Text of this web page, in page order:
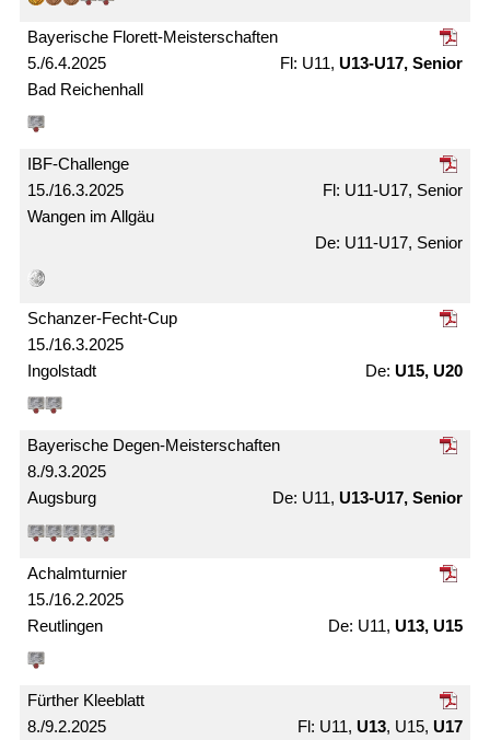
5./6.4.2025
Bayerische Florett-Meister­schaften
Bad Reichenhall
U11, U13-U17, Senior
15./16.3.2025
IBF-Challenge
Wangen im Allgäu
U11-U17, Senior
U11-U17, Senior
15./16.3.2025
Schanzer-Fecht-Cup
Ingolstadt U15, U20
8./9.3.2025
Bayerische Degen-Meister­schaften
Augsburg U11, U13-U17, Senior
15./16.2.2025
Achalm­turnier
Reutlingen U11, U13, U15
8./9.2.2025
Fürther Kleeblatt
U11, U13, U15, U17